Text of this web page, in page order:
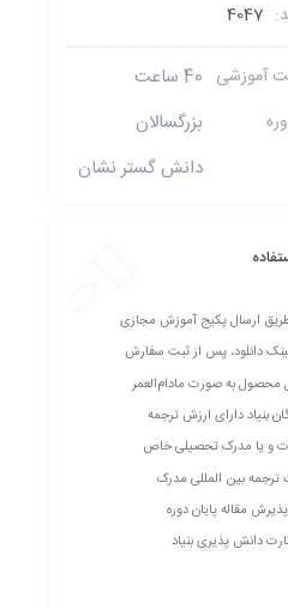
4047
آموزشی 40 ساعت
بزرگسالان
دانش گستر نشان
ارسال پکیج آموزش مجازی
دانلود، پس از ثبت سفارش
محصول به صورت مادام‌العمر
بنیاد دارای ارزش ترجمه
و یا مدرک تحصیلی خاص
بین المللی مدرک
مقاله پایان دوره
دانش پذیری بنیاد